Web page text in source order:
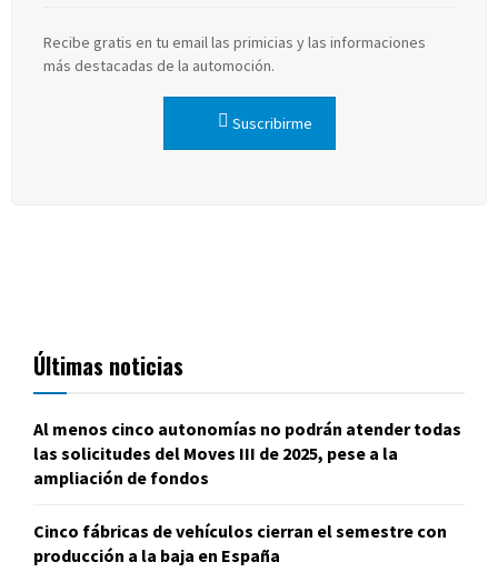
Recibe gratis en tu email las primicias y las informaciones
más destacadas de la automoción.
Suscribirme
Últimas noticias
Al menos cinco autonomías no podrán atender todas
las solicitudes del Moves III de 2025, pese a la
ampliación de fondos
Cinco fábricas de vehículos cierran el semestre con
producción a la baja en España